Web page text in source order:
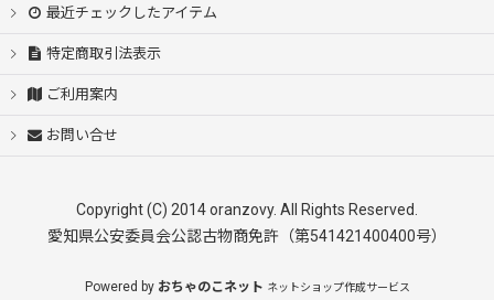
最近チェックしたアイテム
特定商取引法表示
ご利用案内
お問い合せ
Copyright (C) 2014 oranzovy. All Rights Reserved.
愛知県公安委員会公認古物商免許（第541421400400号）
Powered by おちゃのこネット ネットショップ作成サービス